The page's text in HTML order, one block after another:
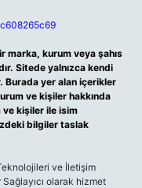
marka, kurum veya şahıs
Sitede yalnızca kendi
Burada yer alan içerikler
ve kişiler hakkında
ve kişiler ile isim
bilgiler taslak
ve İletişim
olarak hizmet